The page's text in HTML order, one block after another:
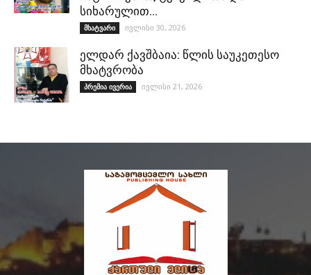
სიხარულით…
მხატვარი ივლისი 30, 2026
ელდარ ქავშბაია: წლის საუკეთესო
მხატვრობა
პრემია ივერია ივლისი 21, 2026